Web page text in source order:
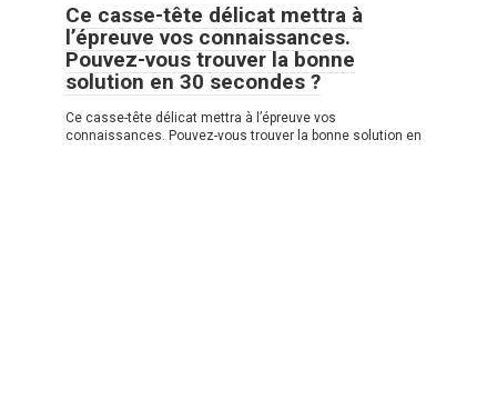
Ce casse-tête délicat mettra à
l’épreuve vos connaissances.
Pouvez-vous trouver la bonne
solution en 30 secondes ?
Ce casse-tête délicat mettra à l’épreuve vos
connaissances. Pouvez-vous trouver la bonne solution en